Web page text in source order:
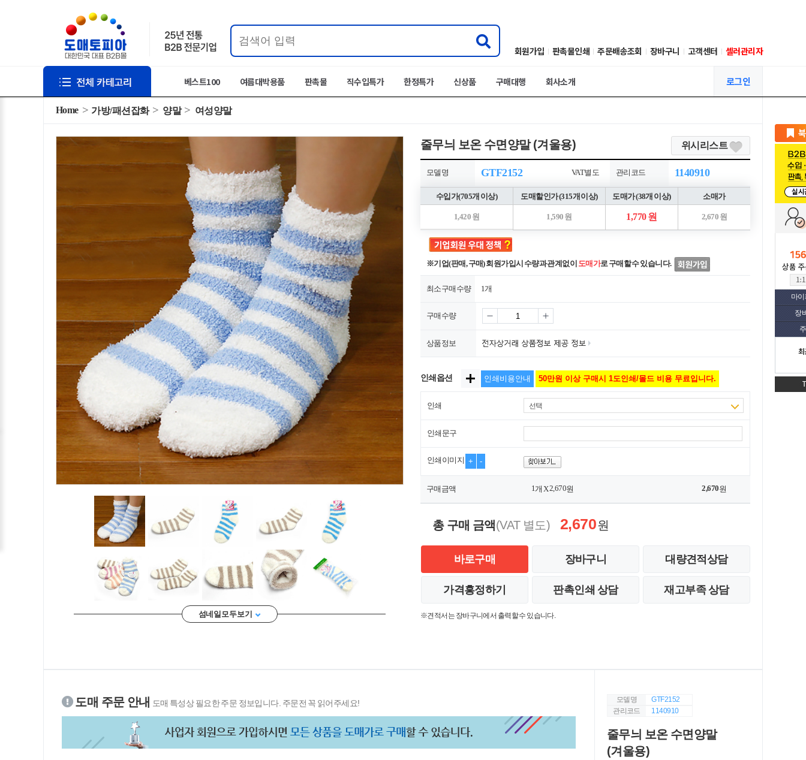
회원가입 판촉물인쇄 주문배송조회 장바구니 고객센터 셀러관리자
베스트100 여름대박용품 판촉물 직수입특가 한정특가 신상품 구매대행 회사소개 로그인
마
장
Home 가방/패션잡화 양말 여성양말
섬네일 모두 보기
줄무늬 보온 수면양말 (겨울용) 위시리스트
모델명 GTF2152 VAT별도 관리코드 1140910
수입가(705개 이상) 도매할인가 (315개 이상) 도매가 (38개 이상) 소매가
1,420 원 1,590 원 1,770 원 2,670 원
※기업(판매, 구매) 회원가입시 수량과 관계없이 도매가로 구매할 수 있습니다.
최소구매수량 1개
구매수량
상품정보
인쇄옵션 인쇄비용안내 50만원 이상 구매시 1도인쇄/몰드 비용 무료입니다.
인쇄 선택
인쇄문구
인쇄이미지 + -
구매금액 1개 X2,670원 2,670원
총 구매 금액(VAT 별도) 2,670원
바로구매 장바구니 대량견적상담
가격흥정하기 판촉인쇄 상담 재고부족 상담
※견적서는 장바구니에서 출력할 수 있습니다.
도매 주문 안내 도매 특성상 필요한 주문 정보입니다. 주문전 꼭 읽어주세요! 모델명
GTF2152
관리코드
1140910
줄무늬 보온 수면양말
(겨울용)